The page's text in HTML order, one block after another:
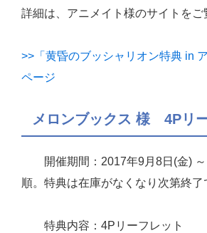
詳細は、アニメイト様のサイトをご
>>「黄昏のブッシャリオン特典 in
ページ
メロンブックス 様 4Pリ
開催期間：2017年9月8日(金)
順。特典は在庫がなくなり次第終了
特典内容：4Pリーフレット